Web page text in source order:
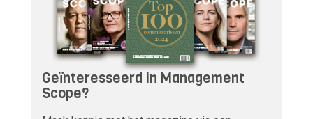
Geïnteresseerd in Management
Scope?